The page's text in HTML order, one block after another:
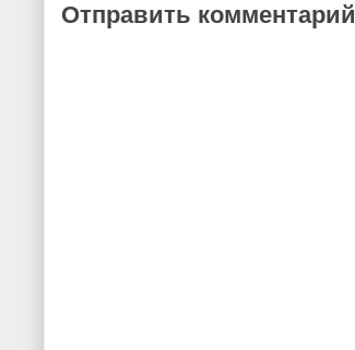
Отправить комментарий